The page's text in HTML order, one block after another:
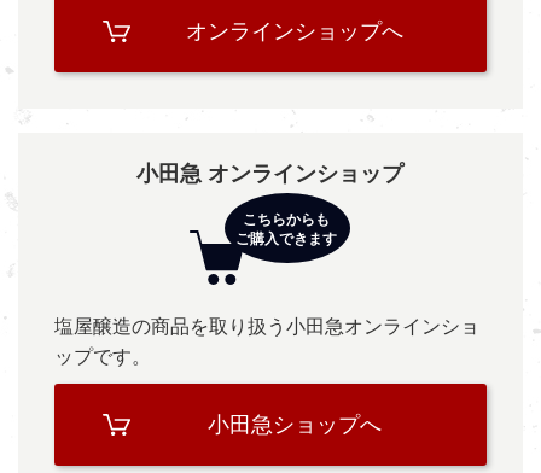
オンラインショップへ
小田急 オンラインショップ
塩屋醸造の商品を取り扱う小田急オンラインショ
ップです。
小田急ショップへ